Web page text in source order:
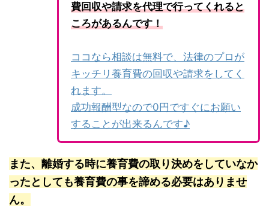
費回収や請求を代理で行ってくれると
ころがあるんです！
ココなら相談は無料で、法律のプロが
キッチリ養育費の回収や請求をしてく
れます。
成功報酬型なので0円ですぐにお願い
することが出来るんです♪
また、離婚する時に養育費の取り決めをしていなか
ったとしても養育費の事を諦める必要はありませ
ん。